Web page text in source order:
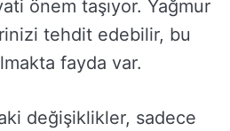
önem taşıyor. Yağmur
tehdit edebilir, bu
fayda var.
değişiklikler, sadece